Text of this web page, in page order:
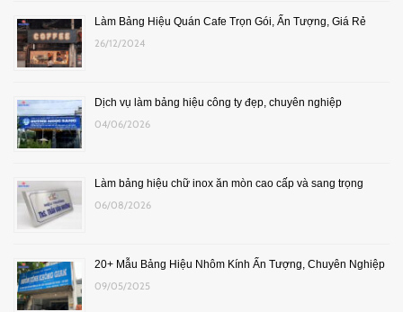
Làm Bảng Hiệu Quán Cafe Trọn Gói, Ấn Tượng, Giá Rẻ
26/12/2024
Dịch vụ làm bảng hiệu công ty đẹp, chuyên nghiệp
04/06/2026
Làm bảng hiệu chữ inox ăn mòn cao cấp và sang trọng
06/08/2026
20+ Mẫu Bảng Hiệu Nhôm Kính Ấn Tượng, Chuyên Nghiệp
09/05/2025